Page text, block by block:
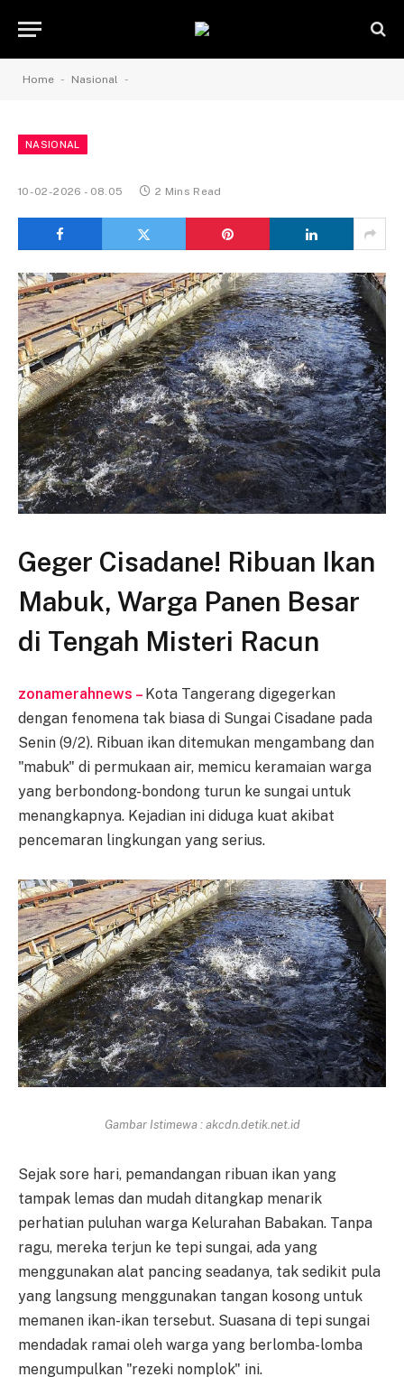
Home - Nasional -
NASIONAL
10-02-2026 - 08.05 2 Mins Read
Geger Cisadane! Ribuan Ikan
Mabuk, Warga Panen Besar
di Tengah Misteri Racun
zonamerahnews – Kota Tangerang digegerkan
dengan fenomena tak biasa di Sungai Cisadane pada
Senin (9/2). Ribuan ikan ditemukan mengambang dan
"mabuk" di permukaan air, memicu keramaian warga
yang berbondong-bondong turun ke sungai untuk
menangkapnya. Kejadian ini diduga kuat akibat
pencemaran lingkungan yang serius.
Gambar Istimewa : akcdn.detik.net.id
Sejak sore hari, pemandangan ribuan ikan yang
tampak lemas dan mudah ditangkap menarik
perhatian puluhan warga Kelurahan Babakan. Tanpa
ragu, mereka terjun ke tepi sungai, ada yang
menggunakan alat pancing seadanya, tak sedikit pula
yang langsung menggunakan tangan kosong untuk
memanen ikan-ikan tersebut. Suasana di tepi sungai
mendadak ramai oleh warga yang berlomba-lomba
mengumpulkan "rezeki nomplok" ini.